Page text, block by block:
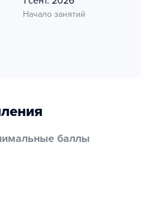
Начало занятий
баллы